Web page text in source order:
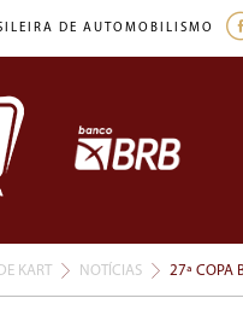
DE AUTOMOBILISMO
KART NOTÍCIAS 27ª COPA